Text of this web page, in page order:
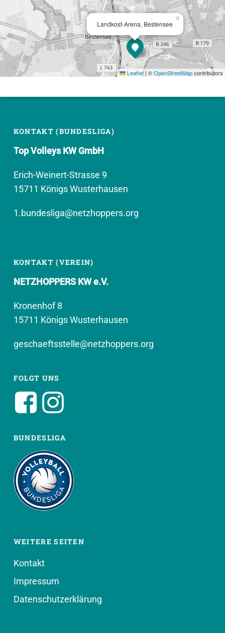
Landkost-Arena, Bestensee
×
Leaflet | ©OpenStreetMapcontributors
KONTAKT (BUNDESLIGA)
Top Volleys KW GmbH
Erich-Weinert-Strasse 9
15711 Königs Wusterhausen
1.bundesliga@netzhoppers.org
KONTAKT (VEREIN)
NETZHOPPERS KW e.V.
Kronenhof 8
15711 Königs Wusterhausen
geschaeftsstelle@netzhoppers.org
FOLGT UNS
BUNDESLIGA
WEITERE SEITEN
Kontakt
Impressum
Datenschutzerklärung